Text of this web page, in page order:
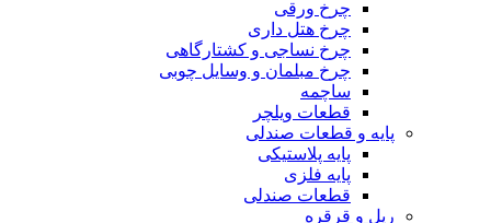
چرخ ورقی
چرخ هتل داری
چرخ نساجی و کشتارگاهی
چرخ مبلمان و وسایل چوبی
ساچمه
قطعات ویلچر
پایه و قطعات صندلی
پایه پلاستیکی
پایه فلزی
قطعات صندلی
ریل و قرقره